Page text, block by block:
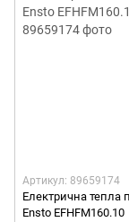
Артикул: 89659174
Електрична тепла
Ensto EFHFM160.10